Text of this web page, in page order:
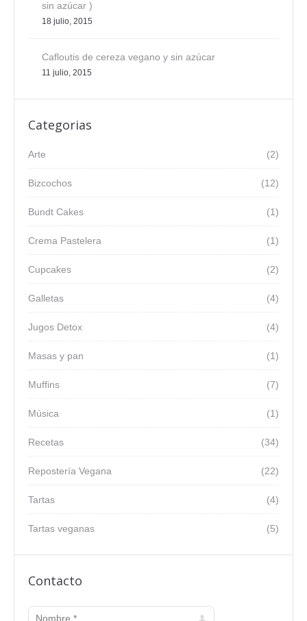
sin azúcar )
18 julio, 2015
Cafloutis de cereza vegano y sin azúcar
11 julio, 2015
Categorias
(2)
Arte
(12)
Bizcochos
(1)
Bundt Cakes
(1)
Crema Pastelera
(2)
Cupcakes
(4)
Galletas
(4)
Jugos Detox
(1)
Masas y pan
(7)
Muffins
(1)
Música
(34)
Recetas
(22)
Repostería Vegana
(4)
Tartas
(5)
Tartas veganas
Contacto
Nombre *